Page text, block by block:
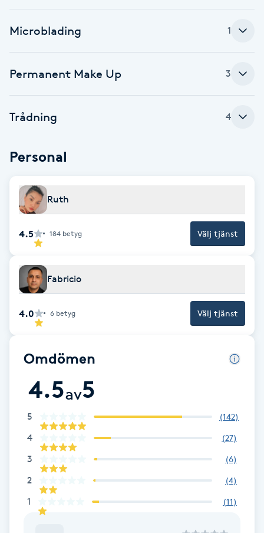
Cryoterapi
D
Damklippning
Diamantslipning
Extensions
Extensions borttagning
Eyeliner-tatuering
Face framing
Fet hårbotten
Fettreducering
Fibromassage
Fillers
Fotmassage
Microblading 1
Permanent Make Up 3
Trådning 4
Personal
Ruth
4.5 184 betyg Välj tjänst
Fabricio
4.0 6 betyg Välj tjänst
Omdömen
4.5av5
5 (142)
4 (27)
3 (6)
2 (4)
1 (11)